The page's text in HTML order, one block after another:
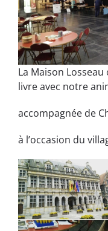
La Maison
livre avec notre
accompagnée de
à l’occasion du